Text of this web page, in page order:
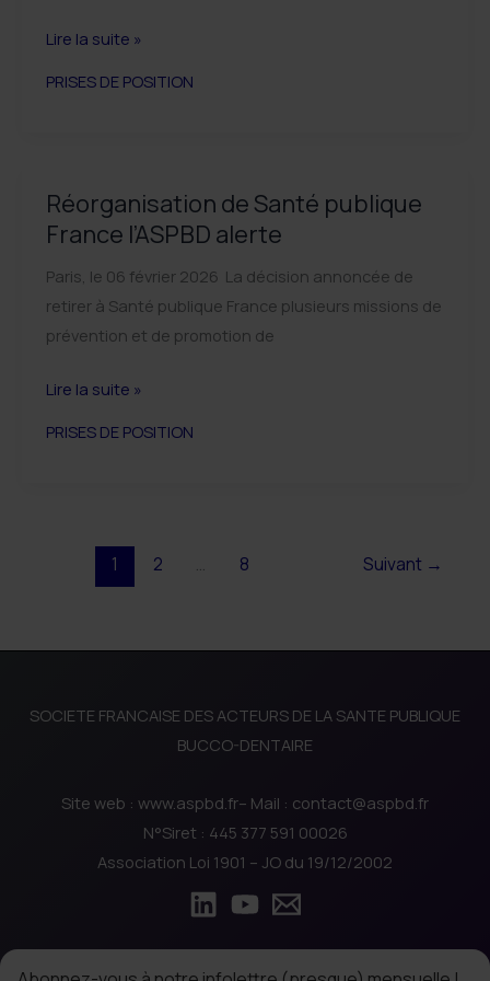
Suppression
recul
majeur
pour
la
santé
et
Lire la suite »
PRISES DE POSITION
Réorganisation de Santé publique
France l’ASPBD alerte
Paris, le 06 février 2026 La décision annoncée de
retirer à Santé publique France plusieurs missions de
prévention et de promotion de
Réorganisation
Lire la suite »
PRISES DE POSITION
1 2 … 8 Suivant →
SOCIETE FRANCAISE DES ACTEURS DE LA SANTE PUBLIQUE
BUCCO-DENTAIRE
Site web : www.aspbd.fr– Mail : contact@aspbd.fr
N°Siret : 445 377 591 00026
Association Loi 1901 – JO du 19/12/2002